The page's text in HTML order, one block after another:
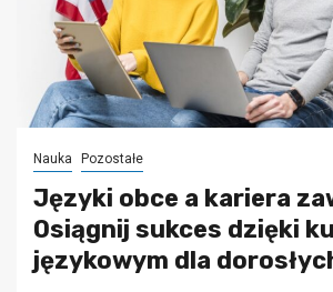
Nauka Pozostałe
Języki obce a kariera
Osiągnij sukces dzięki
językowym dla